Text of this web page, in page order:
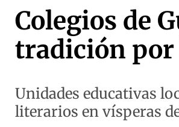
Colegios de
tradición por
Unidades educativas
literarios en vísperas